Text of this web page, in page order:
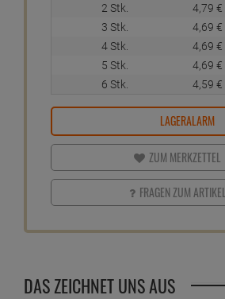
2 Stk.
4,79 €
3 Stk.
4,69 €
4 Stk.
4,69 €
5 Stk.
4,69 €
6 Stk.
4,59 €
LAGERALARM
ZUM MERKZETTEL
FRAGEN ZUM ARTIKEL
DAS ZEICHNET UNS AUS